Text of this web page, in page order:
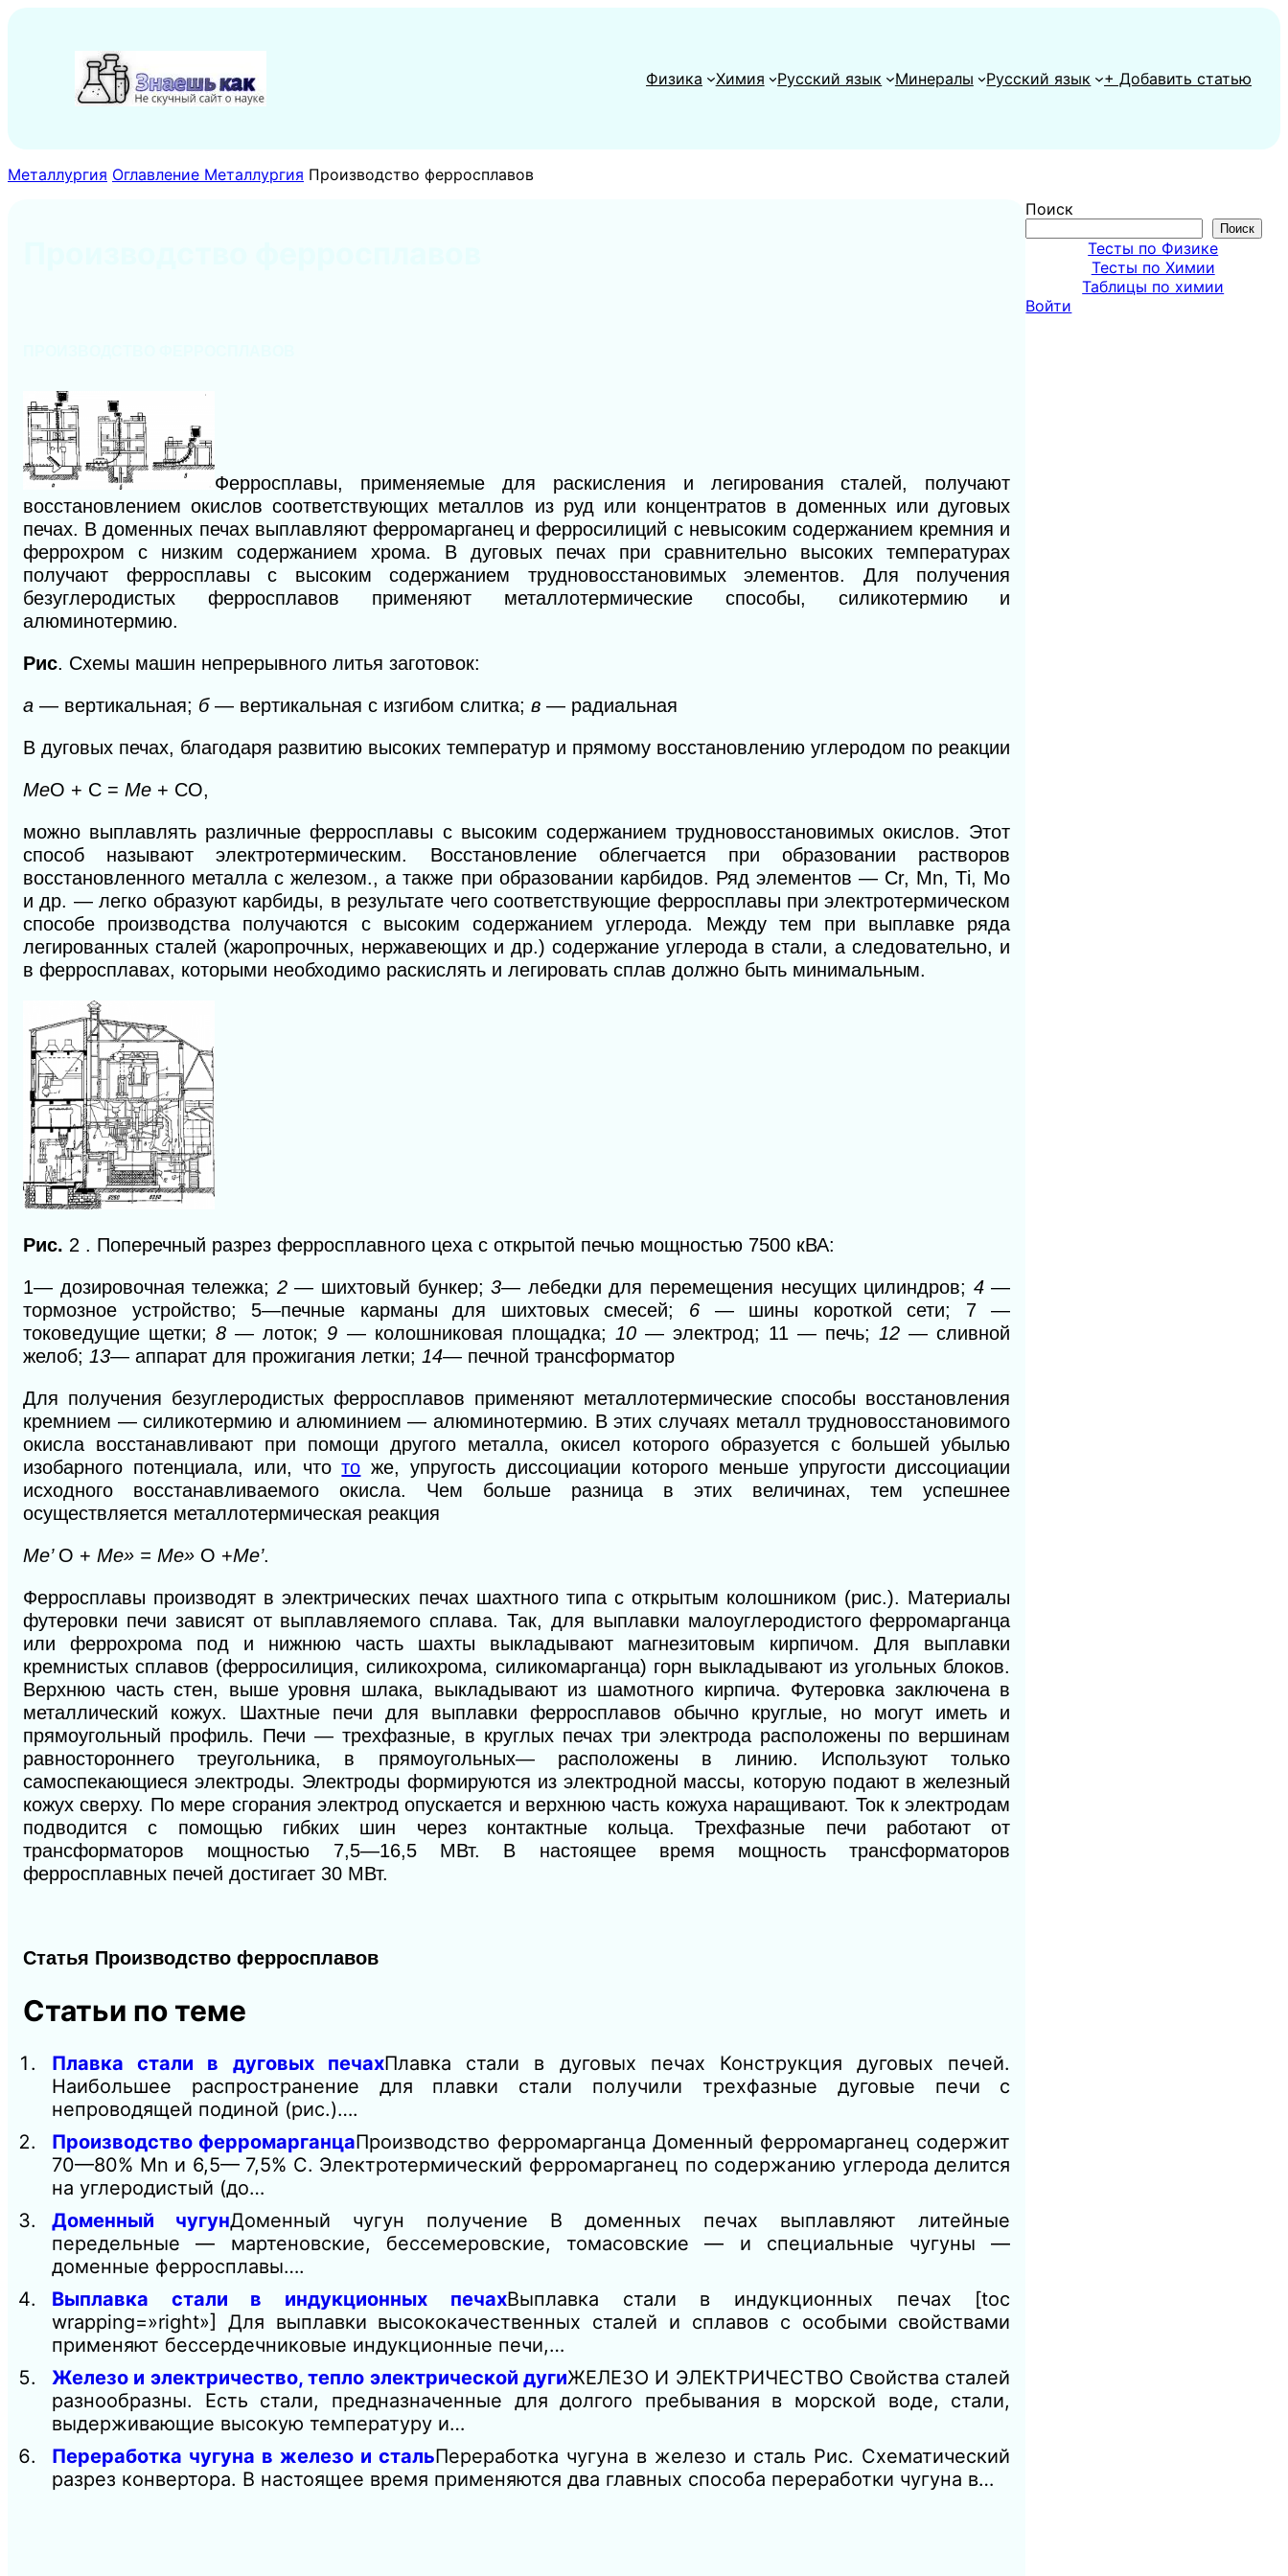
содержимому
Физика
Химия Русский язык Минералы Русский язык + Добавить статью
Металлургия Оглавление Металлургия Производство ферросплавов
Ферросплавы, применяемые для раскисления и легирования сталей, получают
восстановлением окислов соответствующих металлов из руд или концентратов в доменных или дуговых
печах. В доменных печах выплавляют ферромарганец и ферросилиций с невысоким содержанием кремния и
феррохром с низким содержанием хрома. В дуговых печах при сравнительно высоких температурах
получают ферросплавы с высоким содержанием трудновосстановимых элементов. Для получения
безуглеродистых ферросплавов применяют металлотермические способы, силикотермию и
алюминотермию.
Рис. Схемы машин непрерывного литья заготовок:
а — вертикальная; б — вертикальная с изгибом слитка; в — радиальная
В дуговых печах, благодаря развитию высоких температур и прямому восстановлению углеродом по реакции
MеО + С = Mе + СО,
можно выплавлять различные ферросплавы с высоким содержанием трудновосстановимых окислов. Этот
способ называютэлектротермическим. Восстановление облегчается при образовании растворов
восстановленного металла с железом., а также при образовании карбидов. Ряд элементов — Сr, Мn, Ті, Мо
и др. — легко образуют карбиды, в результате чего соответствующие ферросплавы при электротермическом
способе производства получаются с высоким содержанием углерода. Между тем при выплавке ряда
легированных сталей (жаропрочных, нержавеющих и др.) содержание углерода в стали, а следовательно, и
в ферросплавах, которыми необходимо раскислять и легировать сплав должно быть минимальным.
Рис. 2 . Поперечный разрез ферросплавного цеха с открытой печью мощностью 7500 кВА:
1— дозировочная тележка; 2 — шихтовый бункер;3— лебедки для перемещения несущих цилиндров; 4—
тормозное устройство; 5—печные карманы для шихтовых смесей; 6 — шины короткой сети; 7 —
токоведущие щетки;8 —лоток;9 — колошниковая площадка; 10 — электрод; 11 — печь;12— сливной
желоб; 13— аппарат для прожигания летки; 14— печной трансформатор
Для получения безуглеродистых ферросплавов применяют металлотермические способы восстановления
кремнием — силикотермию и алюминием — алюминотермию. В этих случаях металл трудновосстановимого
окисла восстанавливают при помощи другого металла, окисел которого образуется с большей убылью
изобарного потенциала, или, чтото же, упругость диссоциации которого меньше упругости диссоциации
исходного восстанавливаемого окисла. Чем больше разница в этих величинах, тем успешнее
осуществляется металлотермическая реакция
Me’ О + Me» = Me» О +Me’.
Ферросплавы производят в электрических печах шахтного типа с открытым колошником (рис.). Материалы
футеровки печи зависят от выплавляемого сплава. Так, для выплавки малоуглеродистого ферромарганца
или феррохрома под и нижнюю часть шахты выкладывают магнезитовым кирпичом. Для выплавки
кремнистых сплавов (ферросилиция, силикохрома, силикомарганца) горн выкладывают из угольных блоков.
Верхнюю часть стен, выше уровня шлака, выкладывают из шамотного кирпича. Футеровка заключена в
металлический кожух. Шахтные печи для выплавки ферросплавов обычно круглые, но могут иметь и
прямоугольный профиль. Печи — трехфазные, в круглых печах три электрода расположены по вершинам
равностороннего треугольника, в прямоугольных— расположены в линию. Используют только
самоспекающиеся электроды. Электроды формируются из электродной массы, которую подают в железный
кожух сверху. По мере сгорания электрод опускается и верхнюю часть кожуха наращивают. Ток к электродам
подводится с помощью гибких шин через контактные кольца. Трехфазные печи работают от
трансформаторов мощностью 7,5—16,5 МВт. В настоящее время мощность трансформаторов
ферросплавных печей достигает 30 МВт.
Статья Производство ферросплавов
Статьи по теме
Плавка стали в дуговых печахПлавка стали в дуговых печах Конструкция дуговых печей.
Наибольшее распространение для плавки стали получили трехфазные дуговые печи с
непроводящей подиной (рис.)….
Производство ферромарганцаПроизводство ферромарганца Доменный ферромарганец содержит
70—80% Мn и 6,5— 7,5% С. Электротермический ферромарганец по содержанию углерода делится
на углеродистый (до…
Доменный чугунДоменный чугун получение В доменных печах выплавляют литейные
передельные — мартеновские, бессемеровские, томасовские — и специальные чугуны —
доменные ферросплавы….
Выплавка стали в индукционных печахВыплавка стали в индукционных печах [toc
wrapping=»right»] Для выплавки высококачественных сталей и сплавов с особыми свойствами
применяют бессердечниковые индукционные печи,…
Железо и электричество, тепло электрической дугиЖЕЛЕЗО И ЭЛЕКТРИЧЕСТВО Свойства сталей
разнообразны. Есть стали, предназначенные для долгого пребывания в морской воде, стали,
выдерживающие высокую температуру и…
Переработка чугуна в железо и стальПереработка чугуна в железо и сталь Рис. Схематический
разрез конвертора. В настоящее время применяются два главных способа переработки чугуна в…
Поиск
Поиск
Тесты по Физике
Тесты по Химии
Таблицы по химии
Войти